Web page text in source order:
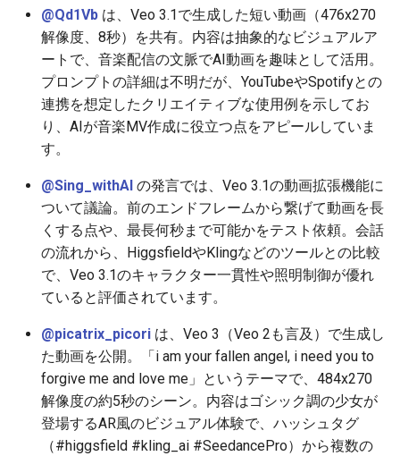
2026-06-12
2026-06-11
2026-06-10
2026-06-09
2026-06-08
2026-06-07
2026-06-06
2026-06-04
2026-06-03
2026-06-02
2025-11-27
2025-11-26
2025-11-25
2025-11-24
2025-11-23
2025-11-22
2025-11-21
2025-11-19
2025-11-18
2025-11-17
2026-06-12
2026-06-11
2026-06-10
2026-06-09
2026-06-08
2026-06-07
2026-06-06
2026-06-04
2026-06-03
2026-06-02
2025-11-27
2025-11-26
2025-11-25
2025-11-24
2025-11-23
2025-11-22
2025-11-21
2025-11-19
2025-11-18
2025-11-17
2026-06-09
2026-06-08
2026-06-07
2026-06-06
2026-06-05
2026-06-04
2026-06-03
2026-06-01
2026-05-31
2026-05-30
2025-11-27
2025-11-26
2025-11-25
2025-11-24
2025-11-23
2025-11-22
2025-11-21
2025-11-19
2025-11-18
2025-11-17
2026-06-10
2026-06-09
2026-06-07
2026-06-06
2026-06-05
2026-06-04
2026-06-03
2026-05-31
2026-05-30
2026-05-29
2026-06-12
2026-06-11
2026-06-10
2026-06-09
2026-06-08
2026-06-07
2026-06-06
2026-06-04
2026-06-03
2026-06-02
2026-06-06
2026-06-05
2026-06-04
2026-06-03
2026-06-02
2026-06-01
2026-05-31
@Qd1Vb は、Veo 3.1で生成した短い動画（476x270
解像度、8秒）を共有。内容は抽象的なビジュアルア
ートで、音楽配信の文脈でAI動画を趣味として活用。
プロンプトの詳細は不明だが、YouTubeやSpotifyとの
連携を想定したクリエイティブな使用例を示してお
り、AIが音楽MV作成に役立つ点をアピールしていま
す。
@Sing_withAI の発言では、Veo 3.1の動画拡張機能に
ついて議論。前のエンドフレームから繋げて動画を長
くする点や、最長何秒まで可能かをテスト依頼。会話
の流れから、HiggsfieldやKlingなどのツールとの比較
で、Veo 3.1のキャラクター一貫性や照明制御が優れ
ていると評価されています。
@picatrix_picori は、Veo 3（Veo 2も言及）で生成し
た動画を公開。「i am your fallen angel, i need you to
forgive me and love me」というテーマで、484x270
解像度の約5秒のシーン。内容はゴシック調の少女が
登場するAR風のビジュアル体験で、ハッシュタグ
（#higgsfield #kling_ai #SeedancePro）から複数の